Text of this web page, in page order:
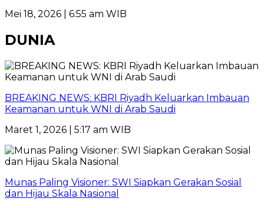
Mei 18, 2026 | 6:55 am WIB
DUNIA
BREAKING NEWS: KBRI Riyadh Keluarkan Imbauan
Keamanan untuk WNI di Arab Saudi
Maret 1, 2026 | 5:17 am WIB
Munas Paling Visioner: SWI Siapkan Gerakan Sosial
dan Hijau Skala Nasional